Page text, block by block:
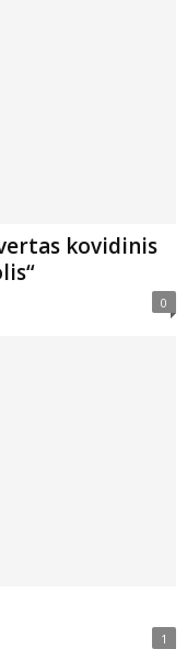
kovidinis
0
1